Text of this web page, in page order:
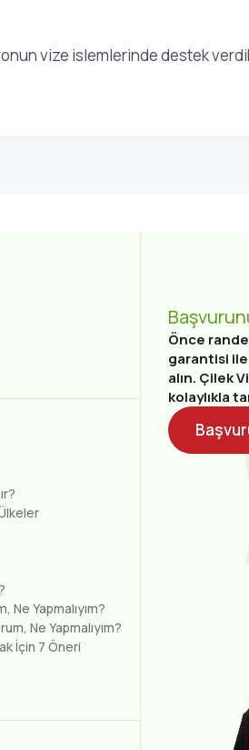
vize islemlerinde destek
Ne Yapmalıyım?
Ne Yapmalıyım?
İçin 7 Öneri
Önce
garantisi
alın. Çilek
kolaylıkla